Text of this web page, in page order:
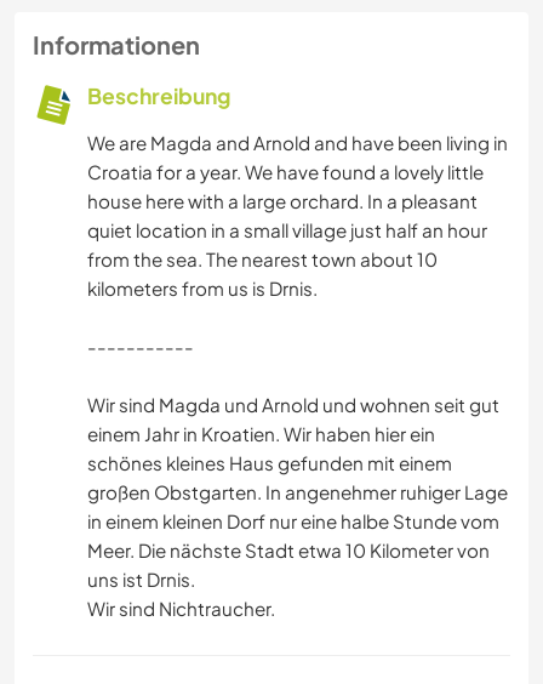
Informationen
Beschreibung
We are Magda and Arnold and have been living in
Croatia for a year. We have found a lovely little
house here with a large orchard. In a pleasant
quiet location in a small village just half an hour
from the sea. The nearest town about 10
kilometers from us is Drnis.
-----------
Wir sind Magda und Arnold und wohnen seit gut
einem Jahr in Kroatien. Wir haben hier ein
schönes kleines Haus gefunden mit einem
großen Obstgarten. In angenehmer ruhiger Lage
in einem kleinen Dorf nur eine halbe Stunde vom
Meer. Die nächste Stadt etwa 10 Kilometer von
uns ist Drnis.
Wir sind Nichtraucher.